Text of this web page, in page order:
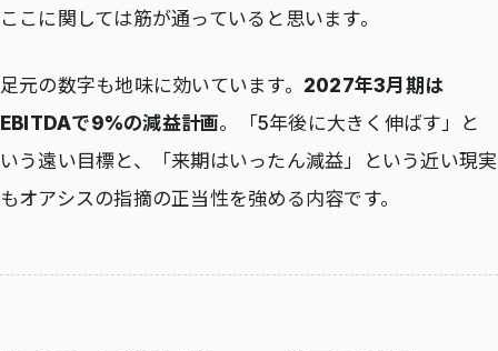
ここに関しては筋が通っていると思います。
足元の数字も地味に効いています。 2027年3月期は
EBITDAで9%の減益計画。「5年後に大きく伸ばす」と
いう遠い目標と、「来期はいったん減益」という近い現実
もオアシスの指摘の正当性を強める内容です。